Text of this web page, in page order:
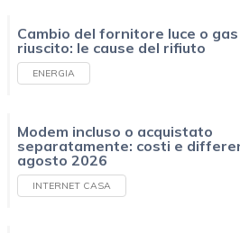
Cambio del fornitore luce o
riuscito: le cause del rifiuto
ENERGIA
Modem incluso o acquistato
separatamente: costi e
agosto 2026
INTERNET CASA